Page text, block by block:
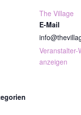
The Village
E-Mail
Veranstalter-
anzeigen